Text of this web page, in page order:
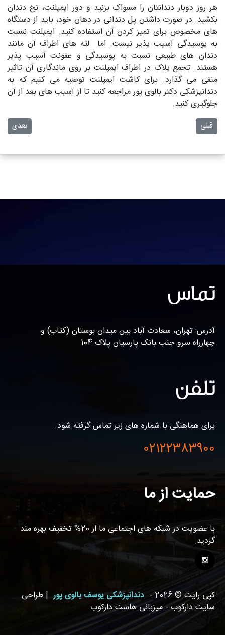
هر روز دوبار دندانتان را مسواک بزنید و دور ایمپلنت، نخ دندان
بکشید. در صورت داشتن پل دندانی در دهان خود، باید از دستگاه
های مخصوص برای تمیز کردن آن استفاده کنید. ایمپلنت نسبت
به پوسیدگی آسیب پذیر نیست. اما لثه های اطراف آن مانند
دندان های طبیعی نسبت به پوسیدگی و عفونت آسیب پذیر
هستند. تجمع پلاک در اطراف ایمپلنت بر روی ماندگاری آن تاثیر
منفی می گذارد. برای کاشت ایمپلنت توصیه می کنیم که به
دندانپزشکی دکتر بالوی پور مراجعه کنید تا از آسیب های بعد از آن
جلوگیری کنید.
مطلب قبلی: لمینت دندان جلویی
قبلی مطلب بعدی: 3 علت درد
بعدی
تماس
آدرس: تهران، سعادت آباد بین میدان بوستان (کتاب) و
چهارراه سرو جنب بانک پارسیان پلاک 104
تلفن
برای هماهنگی با شماره های زیر تماس گرفته شود.
02122383900
حمایت از ما
با عضویت در شبکه های اجتماعی ما از 20% تخفیف بهره مند
گردید.
کپی رایت © 2026 - دندانپزشکی یوسف بالوی پور | طراحی
سایت دارکوب - میزبانی هاست دارکوب